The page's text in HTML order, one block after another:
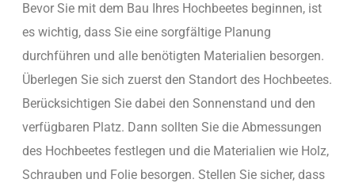
Bevor Sie mit dem Bau Ihres Hochbeetes beginnen, ist
es wichtig, dass Sie eine sorgfältige Planung
durchführen und alle benötigten Materialien besorgen.
Überlegen Sie sich zuerst den Standort des Hochbeetes.
Berücksichtigen Sie dabei den Sonnenstand und den
verfügbaren Platz. Dann sollten Sie die Abmessungen
des Hochbeetes festlegen und die Materialien wie Holz,
Schrauben und Folie besorgen. Stellen Sie sicher, dass